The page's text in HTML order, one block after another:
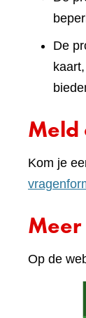
De
Meld
Kom je
Op de